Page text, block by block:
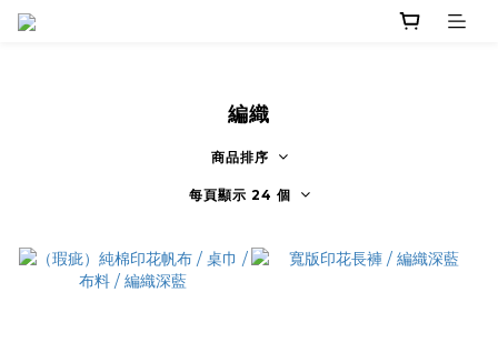
編織
商品排序
每頁顯示 24 個